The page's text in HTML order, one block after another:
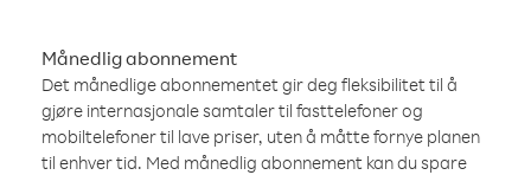
Månedlig abonnement
Det månedlige abonnementet gir deg fleksibilitet til å
gjøre internasjonale samtaler til fasttelefoner og
mobiltelefoner til lave priser, uten å måtte fornye planen
til enhver tid. Med månedlig abonnement kan du spare